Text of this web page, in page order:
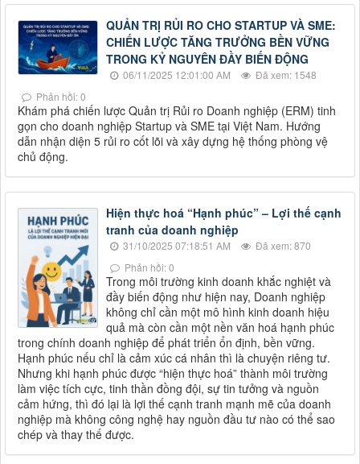
QUẢN TRỊ RỦI RO CHO STARTUP VÀ SME:
CHIẾN LƯỢC TĂNG TRƯỞNG BỀN VỮNG
TRONG KỶ NGUYÊN ĐẦY BIẾN ĐỘNG
06/11/2025 12:01:00 AM
Đã xem: 1548
Phản hồi: 0
Khám phá chiến lược Quản trị Rủi ro Doanh nghiệp (ERM) tinh
gọn cho doanh nghiệp Startup và SME tại Việt Nam. Hướng
dẫn nhận diện 5 rủi ro cốt lõi và xây dựng hệ thống phòng vệ
chủ động.
Hiện thực hoá “Hạnh phúc” – Lợi thế cạnh
tranh của doanh nghiệp
31/10/2025 07:18:51 AM
Đã xem: 870
Phản hồi: 0
Trong môi trường kinh doanh khắc nghiệt và
đầy biến động như hiện nay, Doanh nghiệp
không chỉ cần một mô hình kinh doanh hiệu
quả mà còn cần một nền văn hoá hạnh phúc
trong chính doanh nghiệp để phát triển ổn định, bền vững.
Hạnh phúc nếu chỉ là cảm xúc cá nhân thì là chuyện riêng tư.
Nhưng khi hạnh phúc được “hiện thực hoá” thành môi trường
làm việc tích cực, tinh thần đồng đội, sự tin tưởng và nguồn
cảm hứng, thì đó lại là lợi thế cạnh tranh mạnh mẽ của doanh
nghiệp mà không công nghệ hay nguồn đầu tư nào có thể sao
chép và thay thế được.